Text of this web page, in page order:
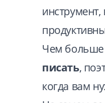
Чем больше
писать,
когда вам